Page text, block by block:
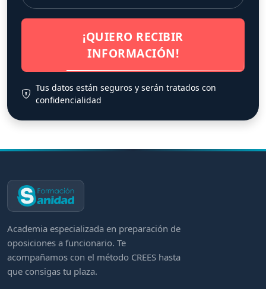
¡QUIERO RECIBIR
INFORMACIÓN!
Tus datos están seguros y serán tratados con
confidencialidad
Academia especializada en preparación de
oposiciones a funcionario. Te
acompañamos con el método CREES hasta
que consigas tu plaza.